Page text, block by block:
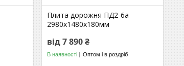
Плита дорожня ПД2-6а
2980х1480х180мм
від 7 890 ₴
В наявності Оптом і в роздріб